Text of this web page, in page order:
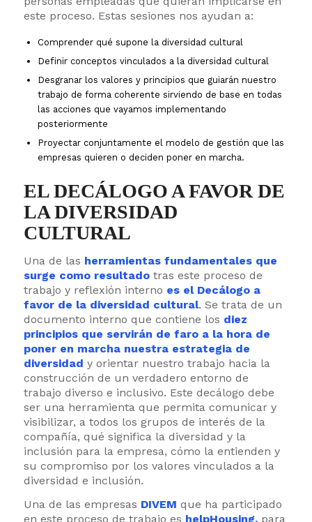
este proceso. Estas sesiones nos ayudan a:
Comprender qué supone la diversidad cultural
Definir conceptos vinculados a la diversidad cultural
Desgranar los valores y principios que guiarán nuestro
trabajo de forma coherente sirviendo de base en todas
las acciones que vayamos implementando
posteriormente
Proyectar conjuntamente el modelo de gestión que las
empresas quieren o deciden poner en marcha.
EL DECÁLOGO A FAVOR DE
LA DIVERSIDAD
CULTURAL
Una de las herramientas fundamentales que
surge como resultado tras este proceso de
trabajo y reflexión interno es el Decálogo a
favor de la diversidad cultural. Se trata de un
documento interno que contiene los diez
principios que servirán de faro a la hora de
poner en marcha nuestra estrategia de
diversidad y orientar nuestro trabajo hacia la
construcción de un verdadero entorno de
trabajo diverso e inclusivo. Este decálogo debe
ser una herramienta que permita comunicar y
visibilizar, a todos los grupos de interés de la
compañía, qué significa la diversidad y la
inclusión para la empresa, cómo la entienden y
su compromiso por los valores vinculados a la
diversidad e inclusión.
Una de las empresas DIVEM que ha participado
en este proceso de trabajo es helpHousing,para